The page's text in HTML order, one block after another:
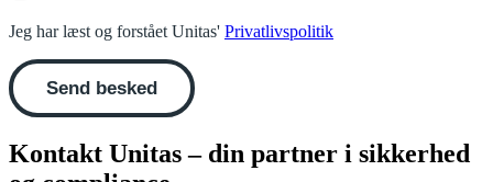
Jeg har læst og forstået Unitas' Privatlivspolitik
Send besked
Kontakt Unitas – din partner i sikkerhed